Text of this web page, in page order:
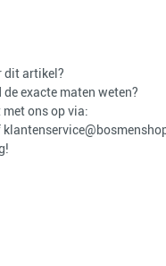
dit artikel?
exacte maten weten?
met ons op via: